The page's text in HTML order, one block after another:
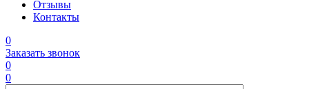
Отзывы
Контакты
0
Заказать звонок
0
0